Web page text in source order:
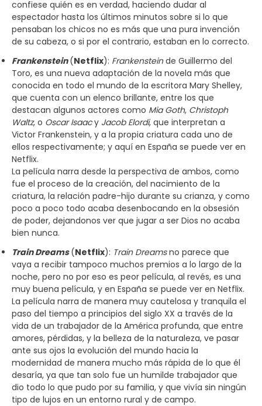
confiese quién es en verdad, haciendo dudar al
espectador hasta los últimos minutos sobre si lo que
pensaban los chicos no es más que una pura invención
de su cabeza, o si por el contrario, estaban en lo correcto.
Frankenstein(Netflix): Frankensteinde Guillermo del
Toro, es una nueva adaptación de la novela más que
conocida en todo el mundo de la escritora Mary Shelley,
que cuenta con un elenco brillante, entre los que
destacan algunos actores como Mia Goth, Christoph
Waltz, o Oscar Isaacy Jacob Elordi, que interpretan a
Victor Frankenstein, y a la propia criatura cada uno de
ellos respectivamente; y aquí en España se puede ver en
Netflix.
La película narra desde la perspectiva de ambos, como
fue el proceso de la creación, del nacimiento de la
criatura, la relación padre-hijo durante su crianza, y como
poco a poco todo acaba desenbocando en la obsesión
de poder, dejandonos ver que jugar a ser Dios no acaba
bien nunca.
Train Dreams(Netflix): Train Dreamsno parece que
vaya a recibir tampoco muchos premios a lo largo de la
noche, pero no por eso es peor película, al revés, es una
muy buena película, y en España se puede ver en Netflix.
La película narra de manera muy cautelosa y tranquila el
paso del tiempo a principios del siglo XX a través de la
vida de un trabajador de la América profunda, que entre
amores, pérdidas, y la belleza de la naturaleza, ve pasar
ante sus ojos la evolución del mundo hacia la
modernidad de manera mucho más rápida de lo que él
desaría, ya que tan solo fue un humilde trabajador que
dio todo lo que pudo por su familia, y que vivía sin ningún
tipo de lujos en un entorno rural y de campo.